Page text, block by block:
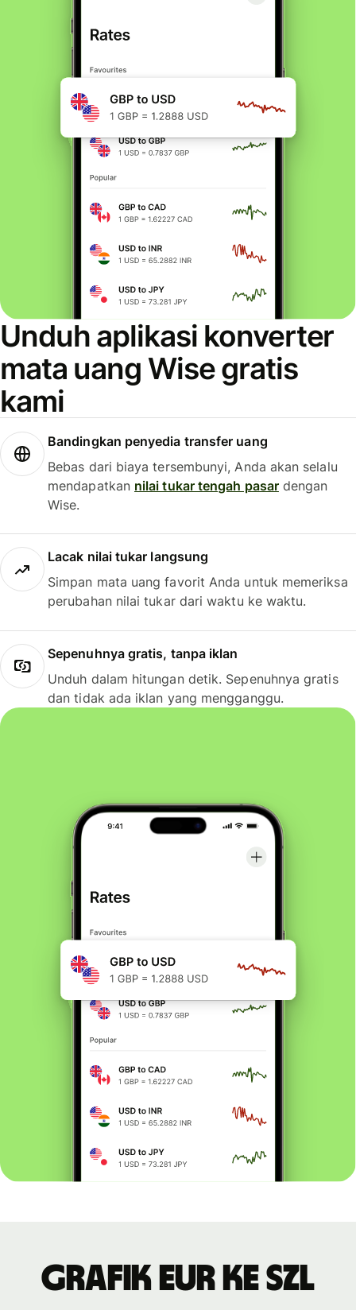
Unduh aplikasi konverter
mata uang Wise gratis
kami
Bandingkan penyedia transfer uang
Bebas dari biaya tersembunyi, Anda akan selalu
mendapatkan nilai tukar tengah pasardengan
Wise.
Lacak nilai tukar langsung
Simpan mata uang favorit Anda untuk memeriksa
perubahan nilai tukar dari waktu ke waktu.
Sepenuhnya gratis, tanpa iklan
Unduh dalam hitungan detik. Sepenuhnya gratis
dan tidak ada iklan yang mengganggu.
Grafik EUR ke SZL